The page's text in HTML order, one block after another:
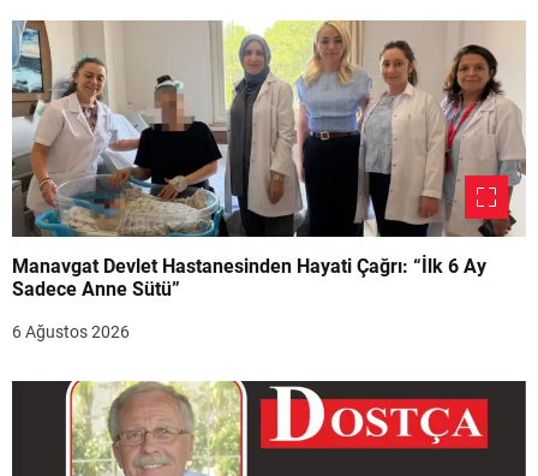
Manavgat Devlet Hastanesinden Hayati Çağrı: “İlk 6 Ay
Sadece Anne Sütü”
6 Ağustos 2026